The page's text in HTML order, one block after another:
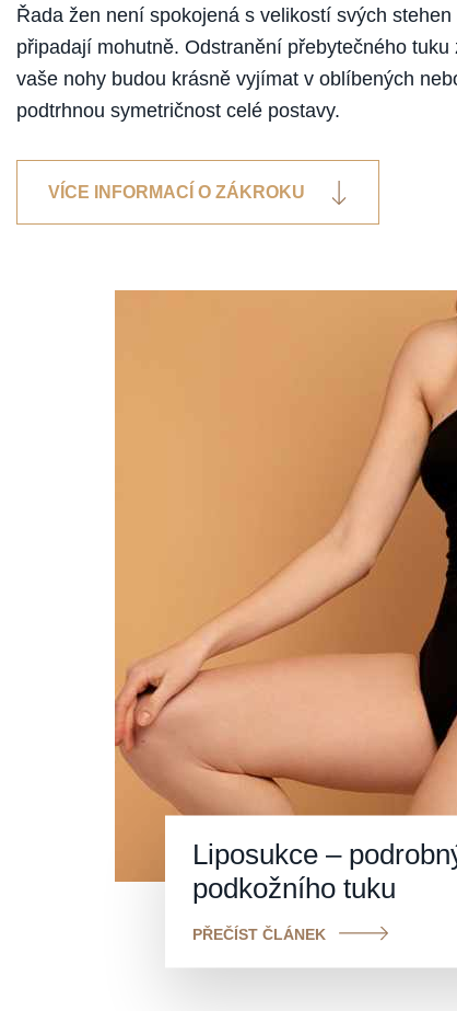
Řada žen není spokojená s velikostí svých
připadají mohutně. Odstranění přebytečného
vaše nohy budou krásně vyjímat v oblíbených
podtrhnou symetričnost celé postavy.
VÍCE INFORMACÍ O ZÁKROKU
Liposukce –
podkožního tuku
PŘEČÍST ČLÁNEK